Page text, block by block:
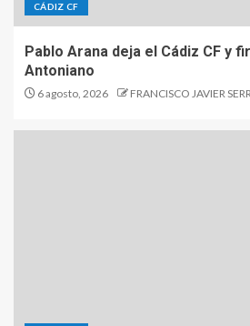
CÁDIZ CF
Pablo Arana deja el Cádiz CF y
Antoniano
6 agosto, 2026 FRANCISCO JAVIER